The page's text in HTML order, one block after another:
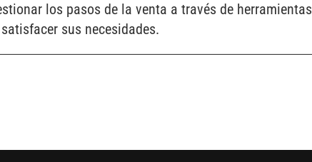
los pasos de la venta a través de herramientas
sus necesidades.
Finanzas para no financieros